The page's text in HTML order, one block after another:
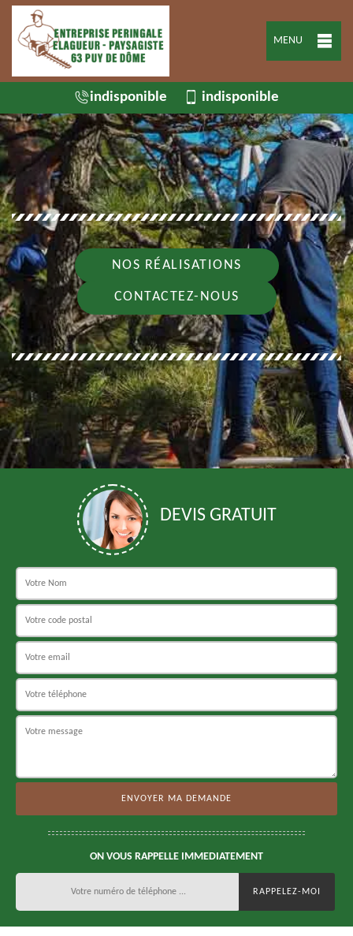
MENU
indisponible indisponible
NOS RÉALISATIONS
CONTACTEZ-NOUS
DEVIS GRATUIT
ON VOUS RAPPELLE IMMEDIATEMENT